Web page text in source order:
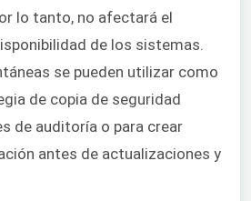
lo tanto, no afectará el
de los sistemas.
se pueden utilizar como
de copia de seguridad
de auditoría o para crear
antes de actualizaciones y